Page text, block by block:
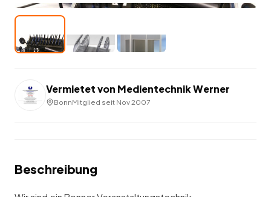
Vermietet von Medientechnik Werner
BonnMitglied seit Nov 2007
Beschreibung